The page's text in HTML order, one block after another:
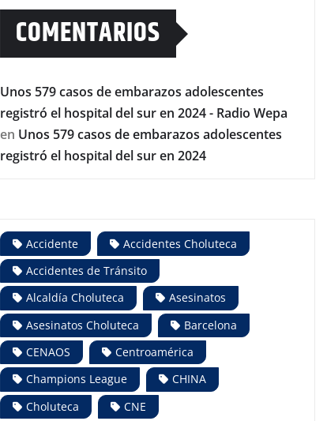
COMENTARIOS
Unos 579 casos de embarazos adolescentes
registró el hospital del sur en 2024 - Radio Wepa
en Unos 579 casos de embarazos adolescentes
registró el hospital del sur en 2024
Accidente
Accidentes Choluteca
Accidentes de Tránsito
Alcaldía Choluteca
Asesinatos
Asesinatos Choluteca
Barcelona
CENAOS
Centroamérica
Champions League
CHINA
Choluteca
CNE